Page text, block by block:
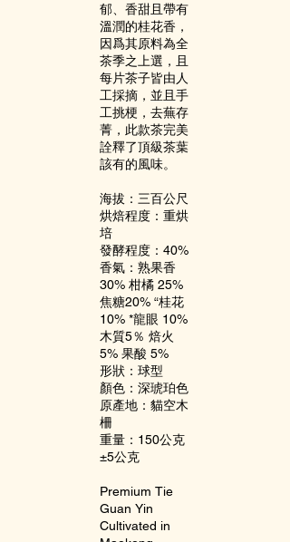
郁、香甜且帶有
溫潤的桂花香，
因爲其原料為全
茶季之上選，且
每片茶子皆由人
工採摘，並且手
工挑梗，去蕪存
菁，此款茶完美
詮釋了頂級茶葉
該有的風味。
海拔：三百公尺
烘焙程度：重烘
培
發酵程度：40%
香氣：熟果香
30% 柑橘 25%
焦糖20% “桂花
10% *龍眼 10%
木質5％ 焙火
5% 果酸 5%
形狀：球型
顏色：深琥珀色
原產地：貓空木
柵
重量：150公克
±5公克
Premium Tie
Guan Yin
Cultivated in